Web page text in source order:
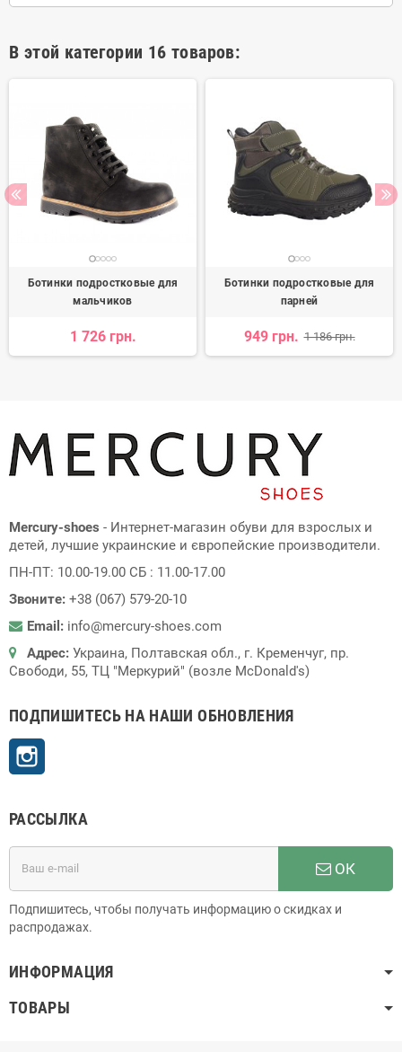
В этой категории 16 товаров:
Ботинки подростковые для
мальчиков
1 726 грн.
Ботинки подростковые для
парней
949 грн. 1 186 грн.
Mercury-shoes - Интернет-магазин обуви для взрослых и
детей, лучшие украинские и європейские производители.
ПН-ПТ: 10.00-19.00 СБ : 11.00-17.00
Звоните: +38 (067) 579-20-10
Email: info@mercury-shoes.com
Адрес: Украина, Полтавская обл., г. Кременчуг, пр.
Свободи, 55, ТЦ "Меркурий" (возле McDonald's)
ПОДПИШИТЕСЬ НА НАШИ ОБНОВЛЕНИЯ
РАССЫЛКА
ОК
Подпишитесь, чтобы получать информацию о скидках и
распродажах.
ИНФОРМАЦИЯ
ТОВАРЫ